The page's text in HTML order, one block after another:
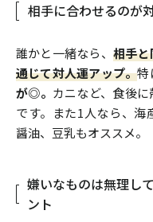
相手に合わせるのが
誰かと一緒なら、 相手と
通じて対人運アップ。特
が◎。 カニなど、食後
です。また1人なら、海
醤油、豆乳もオススメ。
嫌いなものは無理し
ント